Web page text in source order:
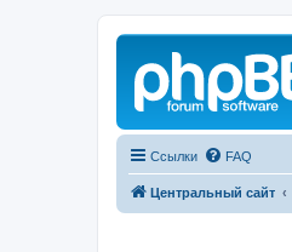
Ссылки FAQ
Центральный сайт